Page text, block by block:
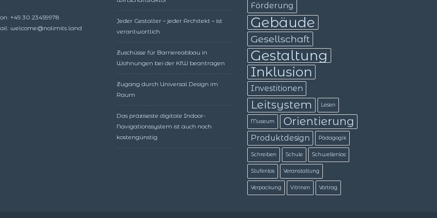
+49.30.23459978
welcome@nolimits.land
Jeder Gestalter – jeder Architekt – ist
verantwortlich
Zuschüsse für Barriereabbau in
Wohnungen bei der KfW beantragen
Zugang durch Universal Design im
Raum
Das präziseste digitale Indoor-
Navigationssystem ist auch noch
kostengünstig
Förderung
Gebäude
Gesellschaft
Gestaltung
Inklusion
Investitionen
Leitsystem Lesen
Museum Orientierung
Produktdesign Pädagogik
Schreiben Schule Schwellenlos
Stufenlos Veranstaltung
Verpackung Vitrinen Vortrag